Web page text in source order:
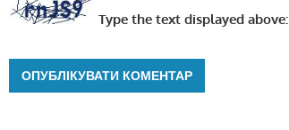
Type the text displayed above: